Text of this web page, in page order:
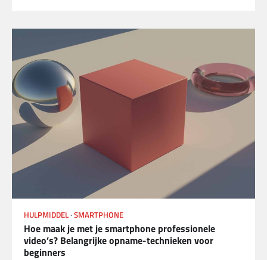
HULPMIDDEL SMARTPHONE
Hoe maak je met je smartphone professionele
video’s? Belangrijke opname-technieken voor
beginners